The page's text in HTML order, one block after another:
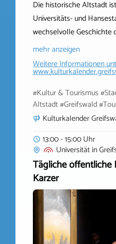
Die historische Altstadt
Universitäts- und
wechselvolle Geschichte
mehr anzeigen
Weitere Informationen
#Kultur & Tourismus
Altstadt #Greifswald
Kulturkalender
13:00 - 15:00 Uhr
Universitätin
Tägliche
Karzer